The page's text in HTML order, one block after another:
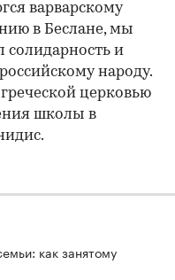
варварскому
в Беслане, мы
и
народу.
церковью
школы в
как занятому